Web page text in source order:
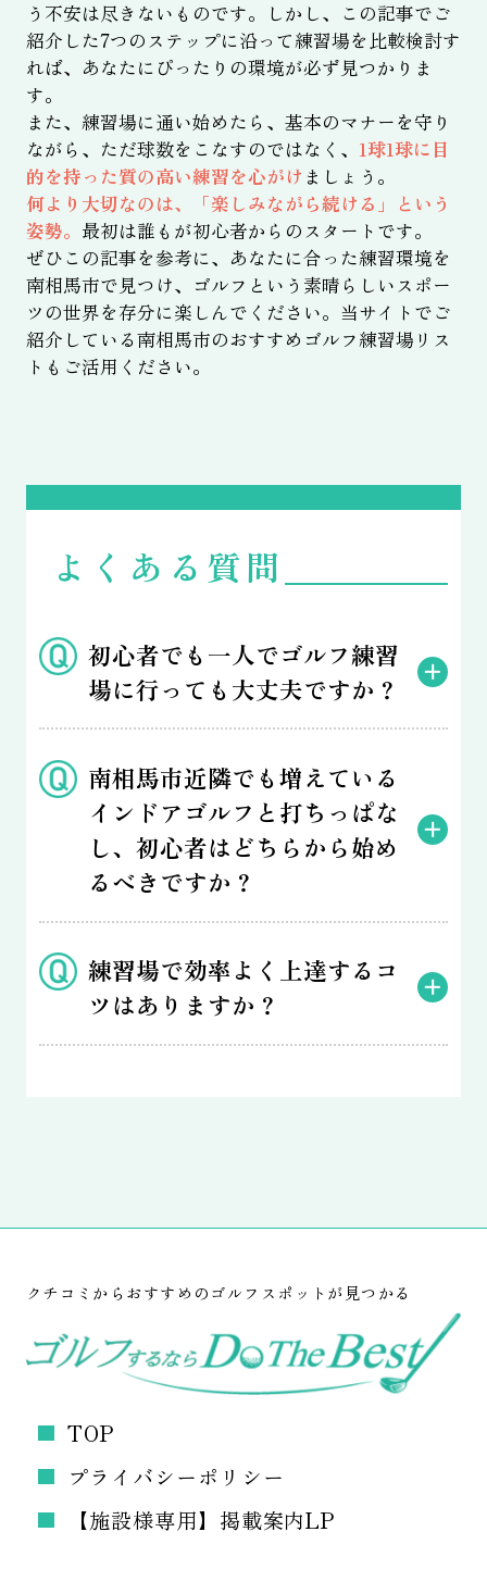
う不安は尽きないものです。しかし、この記事でご
紹介した7つのステップに沿って練習場を比較検討す
れば、あなたにぴったりの環境が必ず見つかりま
す。
また、練習場に通い始めたら、基本のマナーを守り
ながら、ただ球数をこなすのではなく、 1球1球に目
的を持った質の高い練習を心がけ ましょう。
何より大切なのは、「楽しみながら続ける」という
姿勢。 最初は誰もが初心者からのスタートです。
ぜひこの記事を参考に、あなたに合った練習環境を
南相馬市で見つけ、ゴルフという素晴らしいスポー
ツの世界を存分に楽しんでください。当サイトでご
紹介している南相馬市のおすすめゴルフ練習場リス
トもご活用ください。
よくある質問
初心者でも一人でゴルフ練習
場に行っても大丈夫ですか？
南相馬市近隣でも増えている
インドアゴルフと打ちっぱな
し、初心者はどちらから始め
るべきですか？
練習場で効率よく上達するコ
ツはありますか？
クチコミからおすすめのゴルフスポットが見つかる
TOP
プライバシーポリシー
【施設様専用】掲載案内LP